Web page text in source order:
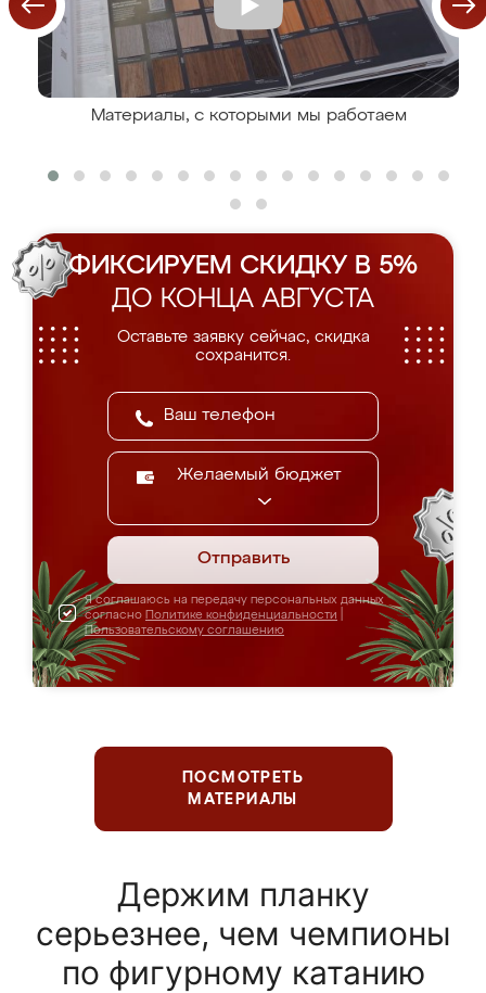
Материалы, с которыми мы работаем
ФИКСИРУЕМ СКИДКУ В 5%
ДО КОНЦА АВГУСТА
Оставьте заявку сейчас, скидка
сохранится.
Желаемый бюджет
Отправить
Я соглашаюсь на передачу персональных данных
согласно Политике конфиденциальности
Пользовательскому соглашению
ПОСМОТРЕТЬ
МАТЕРИАЛЫ
Держим планку
серьезнее, чем чемпионы
по фигурному катанию